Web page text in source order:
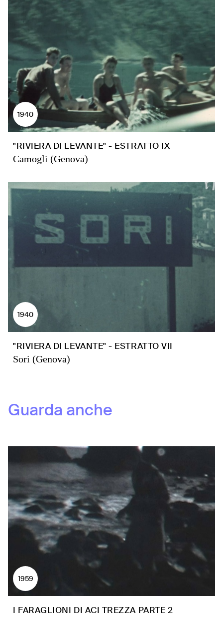
1940
"RIVIERA DI LEVANTE" - ESTRATTO IX
Camogli (Genova)
1940
"RIVIERA DI LEVANTE" - ESTRATTO VII
Sori (Genova)
Guarda anche
1959
I FARAGLIONI DI ACI TREZZA PARTE 2